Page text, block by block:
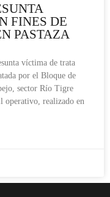
FINES DE
PASTAZA
víctima de trata
por el Bloque de
sector Río Tigre
operativo, realizado en